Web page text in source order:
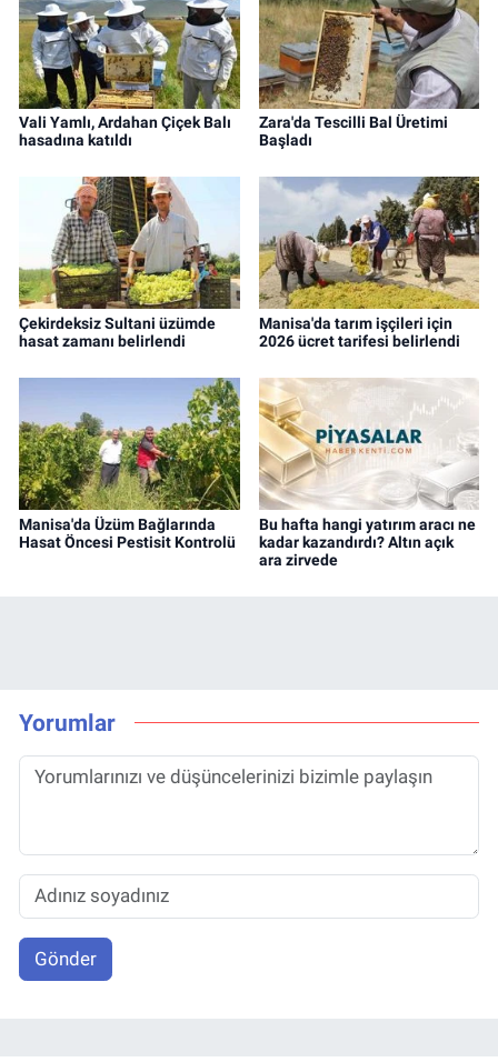
Vali Yamlı, Ardahan Çiçek Balı
hasadına katıldı
Zara'da Tescilli Bal Üretimi
Başladı
Çekirdeksiz Sultani üzümde
hasat zamanı belirlendi
Manisa'da tarım işçileri için
2026 ücret tarifesi belirlendi
Manisa'da Üzüm Bağlarında
Hasat Öncesi Pestisit Kontrolü
Bu hafta hangi yatırım aracı ne
kadar kazandırdı? Altın açık
ara zirvede
Yorumlar
Gönder